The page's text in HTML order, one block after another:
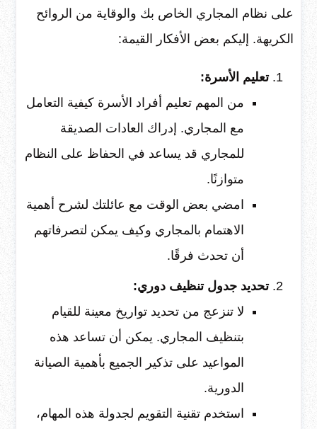
على نظام المجاري الخاص بك والوقاية من الروائح
الكريهة. إليكم بعض الأفكار القيمة:
تعليم الأسرة:
من المهم تعليم أفراد الأسرة كيفية التعامل
مع المجاري. إدراك العادات الصديقة
للمجاري قد يساعد في الحفاظ على النظام
متوازنًا.
امضي بعض الوقت مع عائلتك لشرح أهمية
الاهتمام بالمجاري وكيف يمكن لتصرفاتهم
أن تحدث فرقًا.
تحديد جدول تنظيف دوري:
لا تنزعج من تحديد تواريخ معينة للقيام
بتنظيف المجاري. يمكن أن تساعد هذه
المواعيد على تذكير الجميع بأهمية الصيانة
الدورية.
استخدم تقنية التقويم لجدولة هذه المهام،